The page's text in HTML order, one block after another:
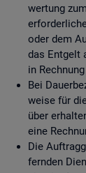
wer­tung
oder dem
das Ent­gelt
in
Bei
wei­se für
über
eine
Die
fern­den